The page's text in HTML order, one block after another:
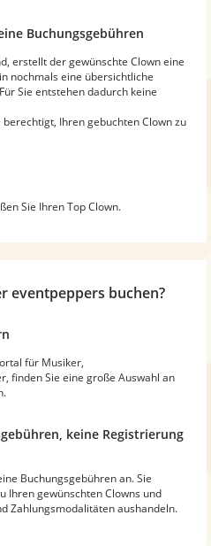
Buchungsgebühren
erstellt der gewünschte Clown eine
nochmals eine übersichtliche
Sie entstehen dadurch keine
Ihren gebuchten Clown zu
Sie Ihren Top Clown.
eventpeppers buchen?
für Musiker,
finden Sie eine große Auswahl an
keine Registrierung
Buchungsgebühren an. Sie
Ihren gewünschten Clowns und
Zahlungsmodalitäten aushandeln.